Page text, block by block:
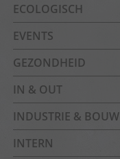
ECOLOGISCH
EVENTS
GEZONDHEID
IN & OUT
INDUSTRIE & BOUW
INTERN